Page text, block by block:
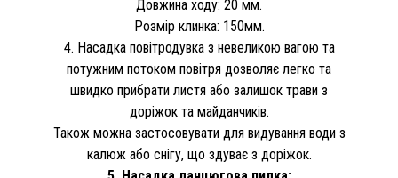
Довжина ходу: 20 мм.
Розмір клинка: 150мм.
4. Насадка повітродувка з невеликою вагою та
потужним потоком повітря дозволяє легко та
швидко прибрати листя або залишок трави з
доріжок та майданчиків.
Також можна застосовувати для видування води з
калюж або снігу, що здуває з доріжок.